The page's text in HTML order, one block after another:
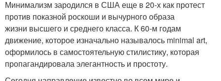
Минимализм зародился в США еще в 20-х как протест
против показной роскоши и вычурного образа
жизни высшего и среднего класса. К 60-м годам
движение, которое изначально называлось minimal art,
оформилось в самостоятельную стилистику, которая
пропагандировала элегантность и простоту.